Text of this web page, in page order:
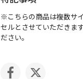
※こちらの商品は複数サ
セルとさせていただきま
ださい。